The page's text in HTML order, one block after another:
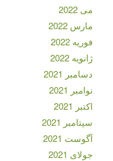
می 2022
مارس 2022
فوریه 2022
ژانویه 2022
دسامبر 2021
نوامبر 2021
اکتبر 2021
سپتامبر 2021
آگوست 2021
جولای 2021